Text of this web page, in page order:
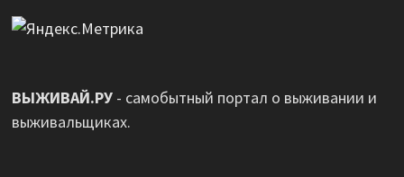
ВЫЖИВАЙ.РУ- самобытный портал о выживании и
выживальщиках.